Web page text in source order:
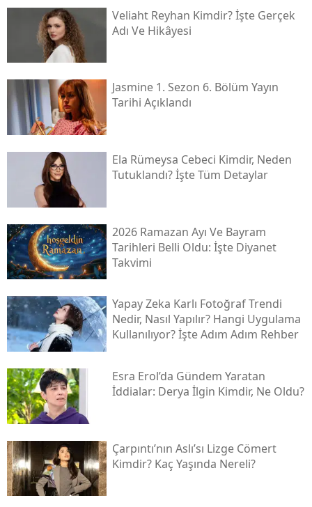
Veliaht Reyhan Kimdir? İşte Gerçek
Adı Ve Hikâyesi
Jasmine 1. Sezon 6. Bölüm Yayın
Tarihi Açıklandı
Ela Rümeysa Cebeci Kimdir, Neden
Tutuklandı? İşte Tüm Detaylar
2026 Ramazan Ayı Ve Bayram
Tarihleri Belli Oldu: İşte Diyanet
Takvimi
Yapay Zeka Karlı Fotoğraf Trendi
Nedir, Nasıl Yapılır? Hangi Uygulama
Kullanılıyor? İşte Adım Adım Rehber
Esra Erol’da Gündem Yaratan
İddialar: Derya İlgin Kimdir, Ne Oldu?
Çarpıntı’nın Aslı’sı Lizge Cömert
Kimdir? Kaç Yaşında Nereli?